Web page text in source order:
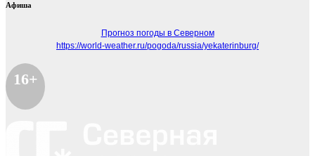
Афиша
Прогноз погоды в Северном
https://world-weather.ru/pogoda/russia/yekaterinburg/
16+